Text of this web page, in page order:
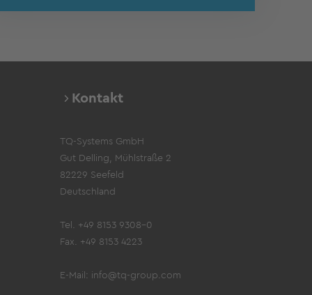
Kontakt
TQ-Systems GmbH
Gut Delling, Mühlstraße 2
82229 Seefeld
Deutschland
Tel. +49 8153 9308-0
Fax. +49 8153 4223
E-Mail: info@tq-group.com